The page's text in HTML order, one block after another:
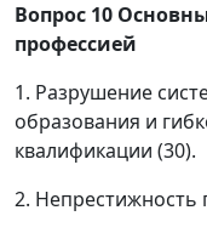
Вопрос 10
профессией
1. Разрушение
образования и
квалификации (30).
2. Непрестижность